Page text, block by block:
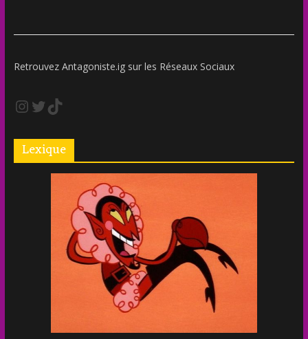
Retrouvez Antagoniste.ig sur les Réseaux Sociaux
Lexique